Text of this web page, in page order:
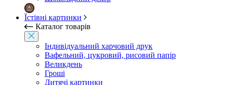
Їстівні картинки
Каталог товарів
Індивідуальний харчовий друк
Вафельний, цукровий, рисовий папір
Великдень
Гроші
Дитячі картинки